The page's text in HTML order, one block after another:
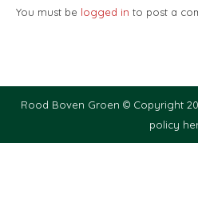
You must be logged in to post a
Rood Boven Groen © Copyright
policy